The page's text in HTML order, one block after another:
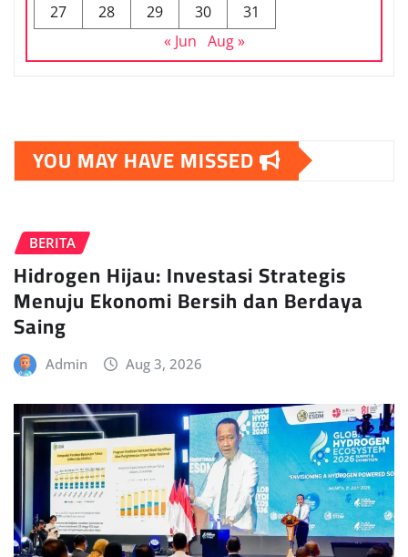
27
28 29 30
31
« Jun Aug »
YOU MAY HAVE MISSED
BERITA
Hidrogen Hijau: Investasi Strategis
Menuju Ekonomi Bersih dan Berdaya
Saing
Admin Aug 3, 2026